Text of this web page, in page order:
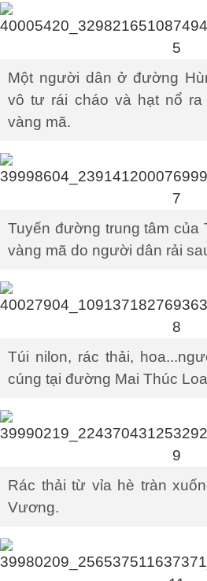
Một người dân ở đường
vô tư rái cháo và hạt nổ
vàng mã.
Tuyến đường trung tâm của
vàng mã do người dân rải
Túi nilon, rác thải,
cúng tại đường Mai Thúc
Rác thải từ vỉa hè tràn
Vương.